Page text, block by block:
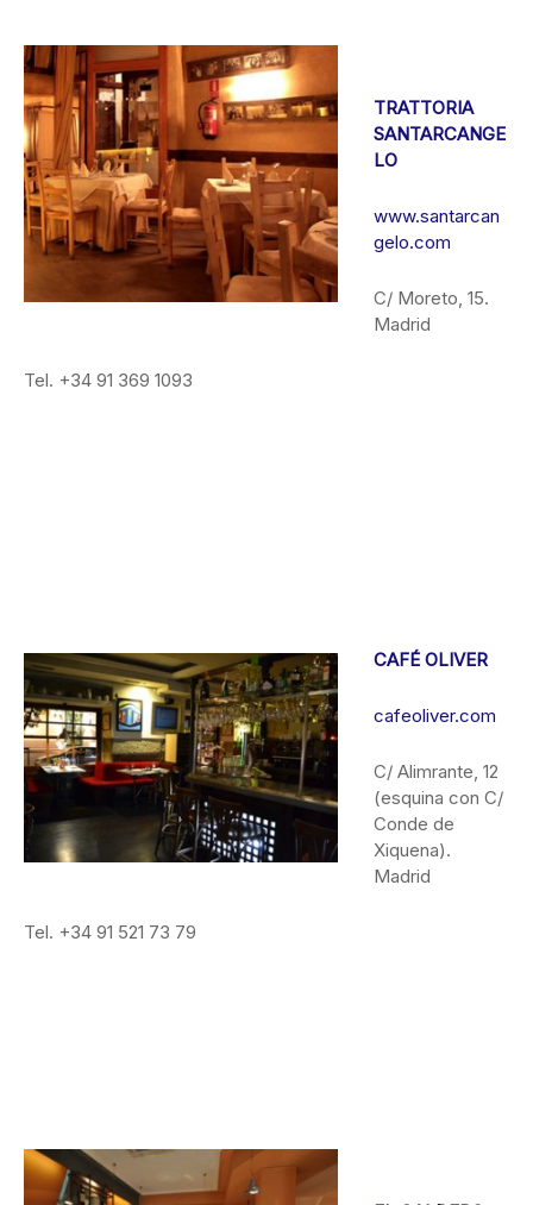
TRATTORIA
SANTARCANGE
LO
www.santarcan
gelo.com
C/ Moreto, 15.
Madrid
Tel. +34 91 369 1093
CAFÉ OLIVER
cafeoliver.com
C/ Alimrante, 12
(esquina con C/
Conde de
Xiquena).
Madrid
Tel. +34 91 521 73 79